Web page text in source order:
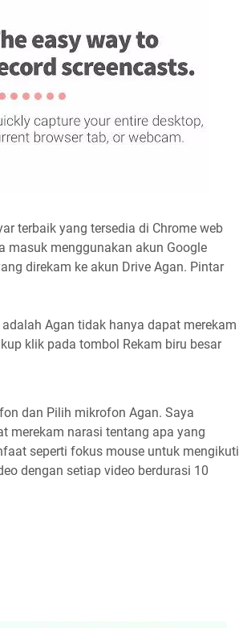
terbaik yang tersedia di Chrome web
masuk menggunakan akun Google
direkam ke akun Drive Agan. Pintar
Agan tidak hanya dapat merekam
klik pada tombol Rekam biru besar
dan Pilih mikrofon Agan. Saya
merekam narasi tentang apa yang
seperti fokus mouse untuk mengikuti
dengan setiap video berdurasi 10